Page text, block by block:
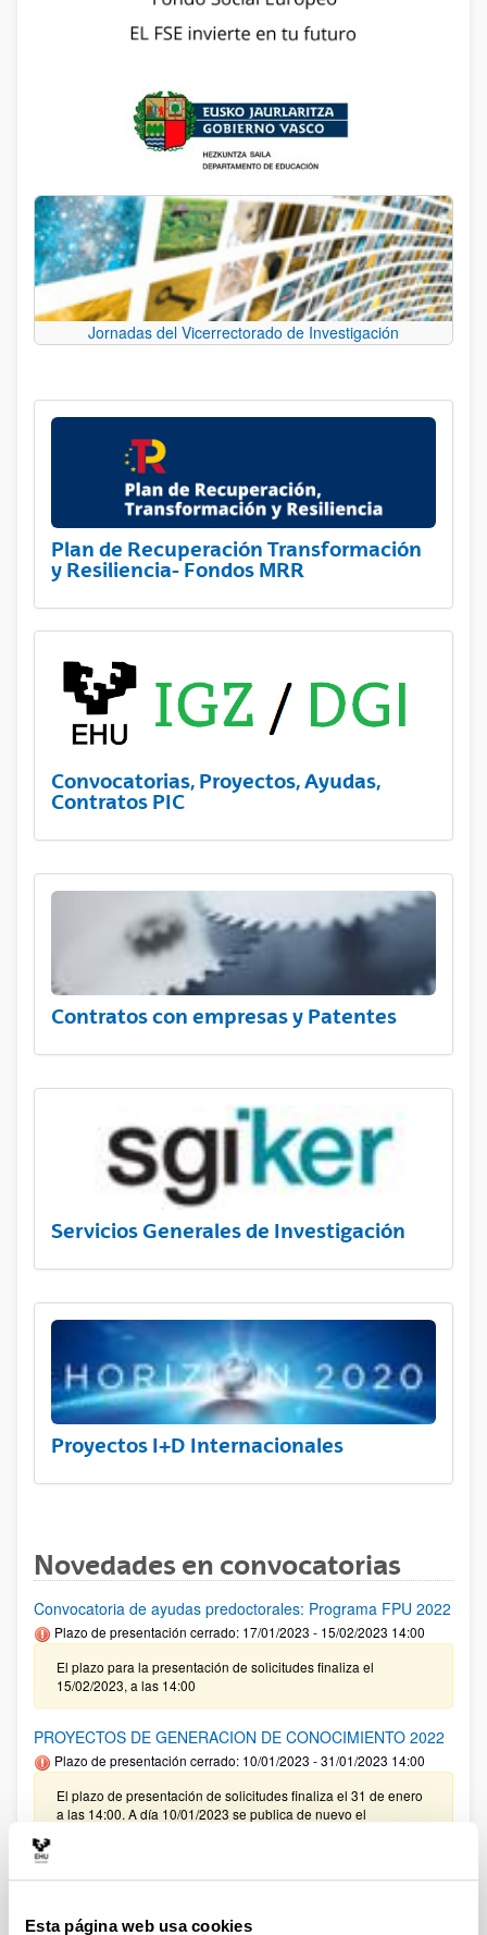
Esta página web usa cookies
Jornadas del Vicerrectorado de Investigación
Plan de Recuperación Transformación
y Resiliencia- Fondos MRR
Convocatorias, Proyectos, Ayudas,
Contratos PIC
Contratos con empresas y Patentes
Servicios Generales de Investigación
Proyectos I+D Internacionales
Novedades en convocatorias
Convocatoria de ayudas predoctorales: Programa FPU 2022
Plazo de presentación cerrado: 17/01/2023 - 15/02/2023 14:00
El plazo para la presentación de solicitudes finaliza el
15/02/2023, a las 14:00
PROYECTOS DE GENERACION DE CONOCIMIENTO 2022
Plazo de presentación cerrado: 10/01/2023 - 31/01/2023 14:00
El plazo de presentación de solicitudes finaliza el 31 de enero
a las 14:00. A día 10/01/2023 se publica de nuevo el
17/01/2023 se publica de nuevo el documento RESUMEN Y